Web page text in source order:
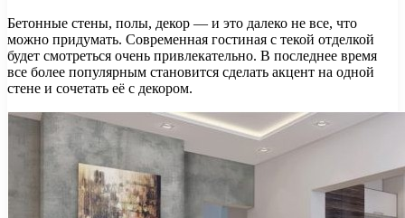
Бетонные стены, полы, декор — и это далеко не все, что
можно придумать. Современная гостиная с текой отделкой
будет смотреться очень привлекательно. В последнее время
все более популярным становится сделать акцент на одной
стене и сочетать её с декором.